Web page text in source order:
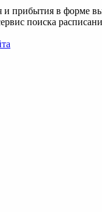
и прибытия в форме
поиска